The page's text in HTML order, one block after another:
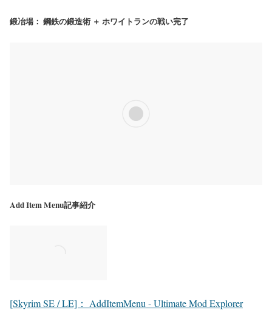
鍛冶場： 鋼鉄の鍛造術 ＋ ホワイトランの戦い完了
Add Item Menu記事紹介
[Skyrim SE / LE]： AddItemMenu - Ultimate Mod Explorer